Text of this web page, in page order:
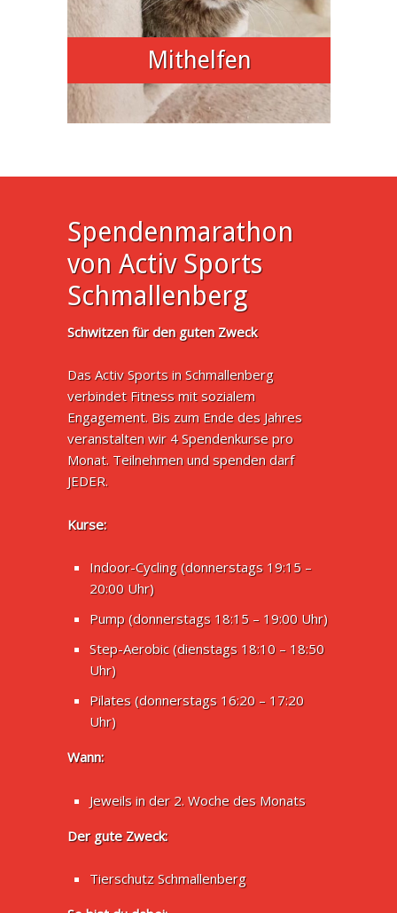
Mithelfen
Spendenmarathon
von Activ Sports
Schmallenberg
Schwitzen für den guten Zweck
Das Activ Sports in Schmallenberg
verbindet Fitness mit sozialem
Engagement. Bis zum Ende des Jahres
veranstalten wir 4 Spendenkurse pro
Monat. Teilnehmen und spenden darf
JEDER.
Kurse:
Indoor-Cycling (donnerstags 19:15 –
20:00 Uhr)
Pump (donnerstags 18:15 – 19:00 Uhr)
Step-Aerobic (dienstags 18:10 – 18:50
Uhr)
Pilates (donnerstags 16:20 – 17:20
Uhr)
Wann:
Jeweils in der 2. Woche des Monats
Der gute Zweck:
Tierschutz Schmallenberg